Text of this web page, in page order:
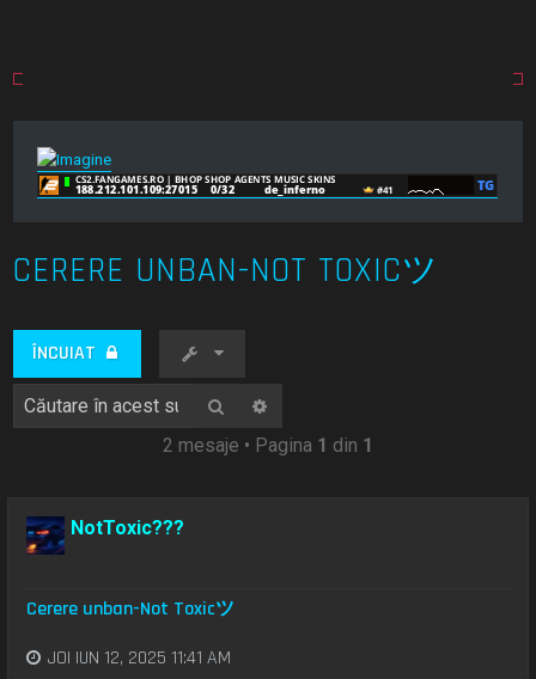
CERERE UNBAN-NOT TOXICツ
ÎNCUIAT
Căutare
2 mesaje • Pagina 1 din 1
NotToxic???
Cerere unban-Not Toxicツ
JOI IUN 12, 2025 11:41 AM